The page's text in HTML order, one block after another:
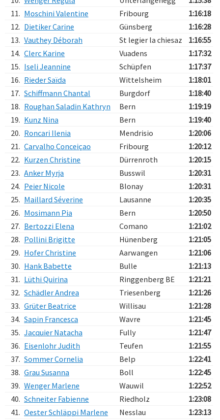
11. Moschini Valentine Fribourg
1:16:18
12. Dietiker Carine Günsberg
1:16:28
13. Vauthey Déborah St legier la chiesaz
1:16:55
14. Clerc Karine Vuadens
1:17:32
15. Iseli Jeannine Schüpfen
1:17:37
16. Rieder Saïda Wittelsheim
1:18:01
17. Schiffmann Chantal Burgdorf
1:18:40
18. Roughan Saladin Kathryn Bern
1:19:19
19. Kunz Nina Bern
1:19:40
20. Roncari Ilenia Mendrisio
1:20:06
21. Carvalho Conceiçao Fribourg
1:20:12
22. Kurzen Christine Dürrenroth
1:20:15
23. Anker Myrja Busswil
1:20:31
24. Peier Nicole Blonay
1:20:31
25. Maillard Séverine Lausanne
1:20:35
26. Mosimann Pia Bern
1:20:50
27. Bertozzi Elena Comano
1:21:02
28. Pollini Brigitte Hünenberg
1:21:05
29. Hofer Christine Aarwangen
1:21:06
30. Hank Babette Bulle
1:21:13
31. Lüthi Quirina Ringgenberg BE
1:21:21
32. Schädler Andrea Triesenberg
1:21:26
33. Grüter Beatrice Willisau
1:21:28
34. Sapin Francesca Wavre
1:21:45
35. Jacquier Natacha Fully
1:21:47
36. Eisenlohr Judith Teufen
1:21:55
37. Sommer Cornelia Belp
1:22:41
38. Grau Susanna Boll
1:22:45
39. Wenger Marlene Wauwil
1:22:52
40. Schneiter Fabienne Riedholz
1:23:08
41. Oester Schläppi Marlene Nesslau
1:23:13